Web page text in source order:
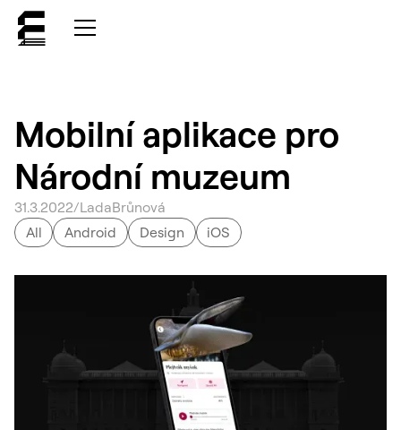
Mobilní aplikace pro
Národní muzeum
31.3.2022/LadaBrůnová
All
Android Design iOS